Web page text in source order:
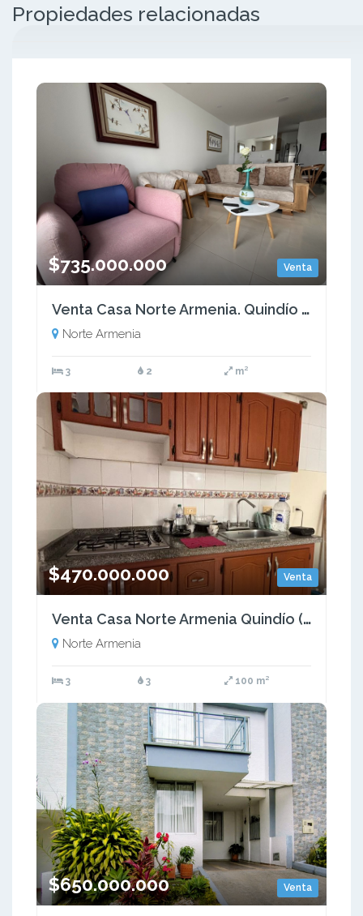
Propiedades relacionadas
Venta
$735.000.000
Venta Casa Norte Armenia. Quindío - Colombia COD: 9346489
Norte Armenia
3 2 m²
Venta
$470.000.000
Venta Casa Norte Armenia Quindío (COL) COD: 7617106
Norte Armenia
3 3 100 m²
Venta
$650.000.000